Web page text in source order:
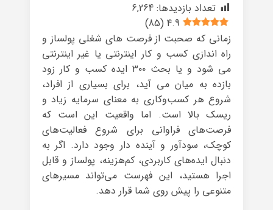
تعداد بازدیدها: 6,264
4.9
(
85
)
زمانی که صحبت از فرصت های شغلی پولساز و
راه اندازی کسب و کار اینترنتی یا غیر اینترنتی
می شود و یا بحث ۳۰۰ ایده کسب و کار زود
بازده به میان می آید، برای بسیاری از افراد،
شروع هر کسب‌وکاری به معنای سرمایه زیاد و
ریسک بالا است. اما واقعیت این است که
فرصت‌های فراوانی برای شروع فعالیت‌های
کوچک، سودآور و آینده دار وجود دارد. اگر به
دنبال ایده‌های کاربردی، کم‌هزینه، پولساز و قابل
اجرا هستید، این فهرست می‌تواند مسیرهای
متنوعی را پیش روی شما قرار دهد.